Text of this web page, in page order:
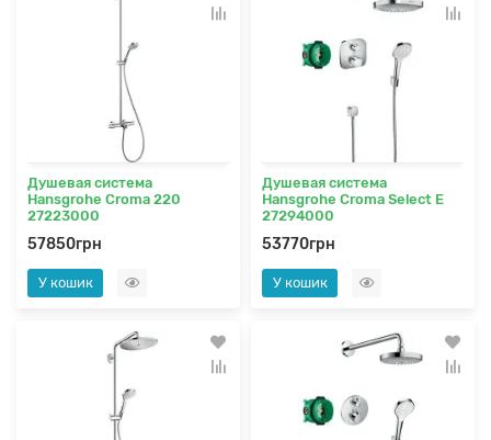
Душевая система
Hansgrohe Croma 220
27223000
57850грн
У кошик
Душевая система
Hansgrohe Croma Select E
27294000
53770грн
У кошик